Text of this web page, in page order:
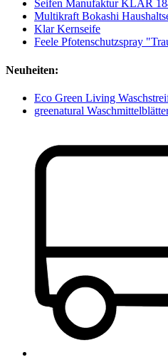
Seifen Manufaktur KLAR
Multikraft Bokashi
Klar Kernseife
Feele Pfotenschutzspray
Neuheiten:
Eco Green Living
greenatural